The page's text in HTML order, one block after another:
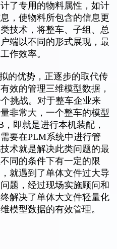
了专用的物料属性，如计
，使物料所包含的信息更
技术，将整车、子组、总
端以不同的形式展现，最
作效率。
的优势，正逐步的取代传
效的管理三维模型数据，
挑战。对于整车企业来
非常大，一个整车的模型
即就是进行本机装配，
要在PLM系统中进行管
术就是解决此类问题的最
同的条件下有一定的限
就遇到了单体文件过大导
题，经过现场实施顾问和
解决了单体大文件轻量化
模型数据的有效管理。